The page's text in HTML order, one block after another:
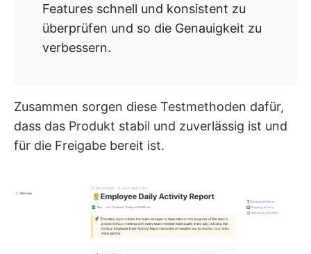
Features schnell und konsistent zu
überprüfen und so die Genauigkeit zu
verbessern.
Zusammen sorgen diese Testmethoden dafür,
dass das Produkt stabil und zuverlässig ist und
für die Freigabe bereit ist.